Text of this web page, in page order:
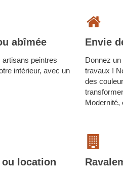
abîmée
peintres
intérieur, avec un
Envie
Donnez
travaux !
des
Modernité,
ou location